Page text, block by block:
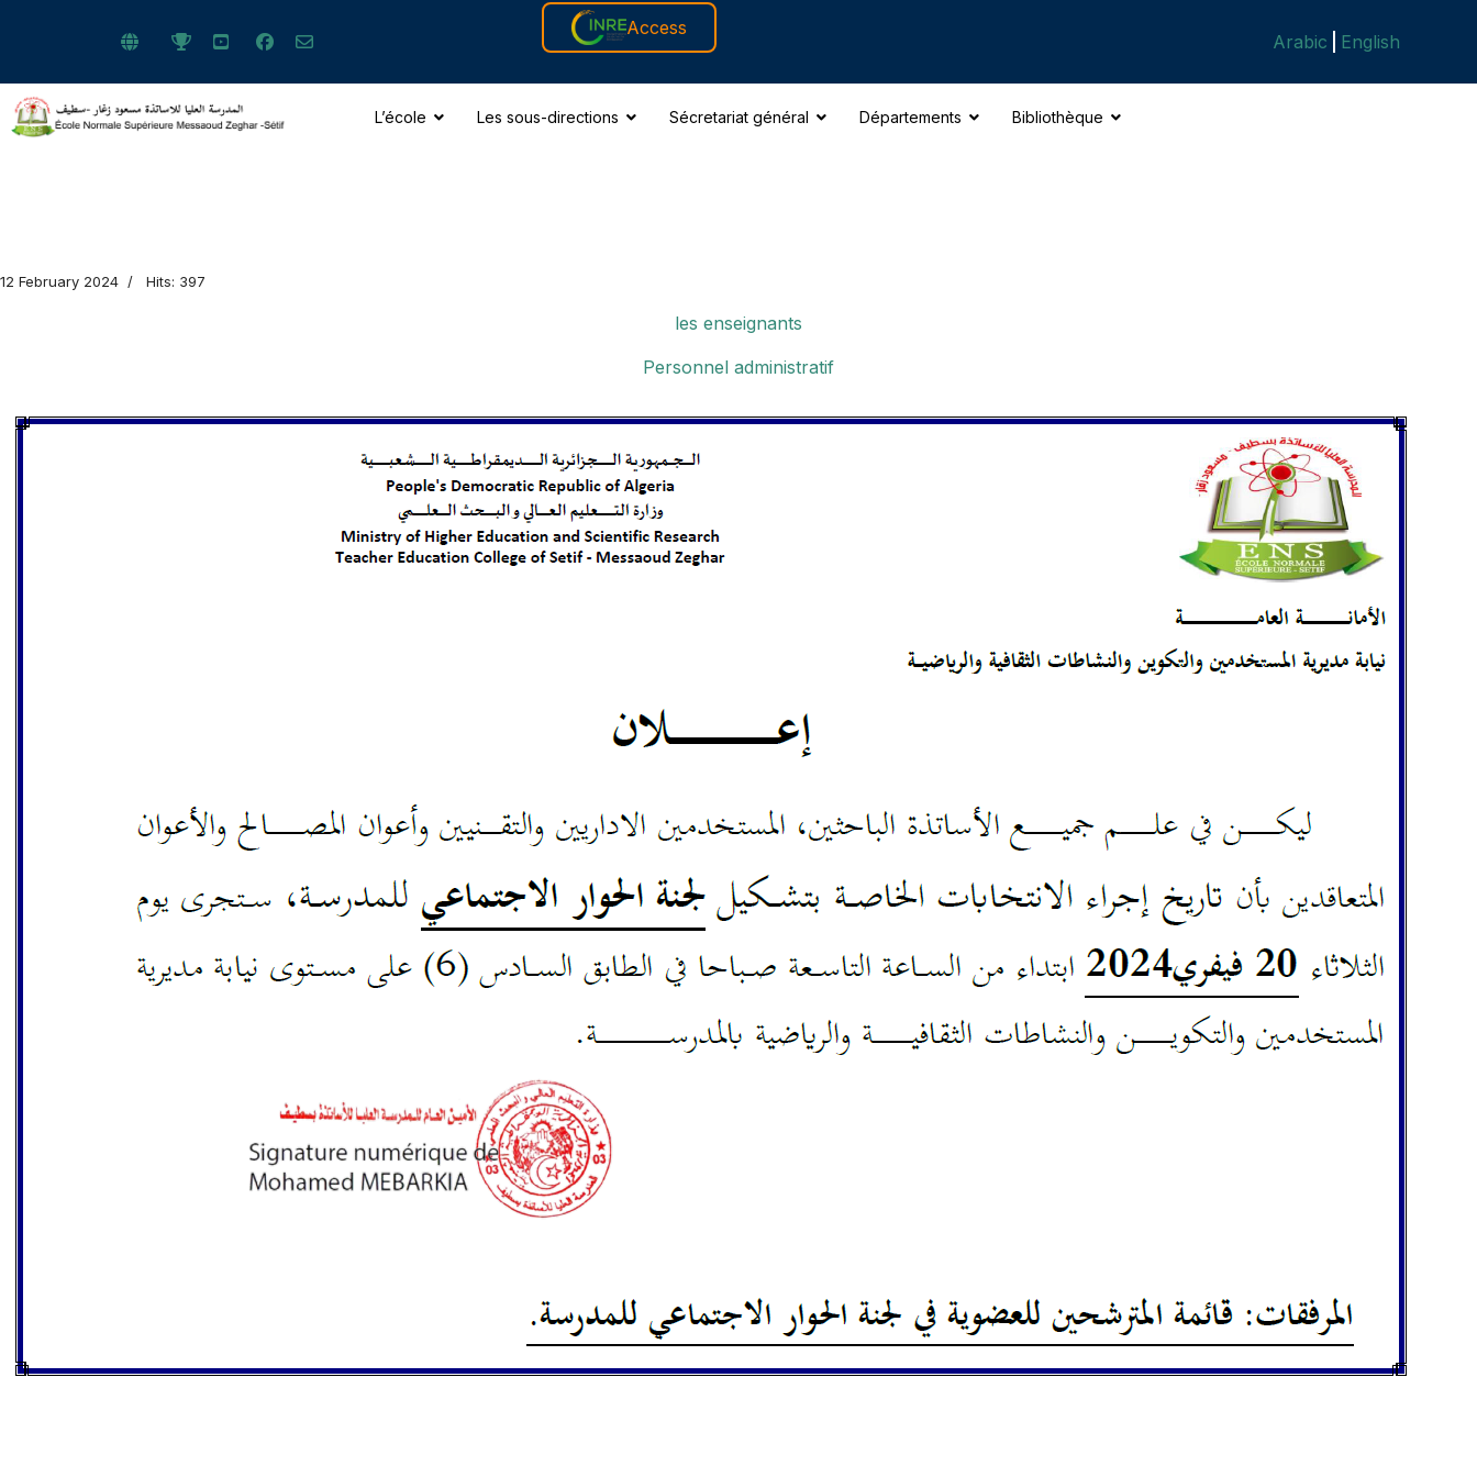
Access
Arabic English
L’école Les sous-directions Sécretariat général Départements Bibliothèque
12 February 2024 Hits: 397
les enseignants
Personnel administratif